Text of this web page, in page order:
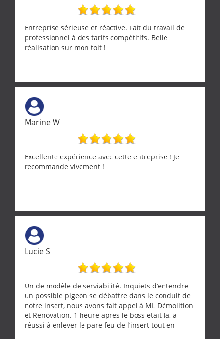
Entreprise sérieuse et réactive. Fait du travail de
professionnel à des tarifs compétitifs. Belle
réalisation sur mon toit !
Marine W
Excellente expérience avec cette entreprise ! Je
recommande vivement !
Lucie S
Un de modèle de serviabilité. Inquiets d’entendre
un possible pigeon se débattre dans le conduit de
notre insert, nous avons fait appel à ML Démolition
et Rénovation. 1 heure après le boss était là, à
réussi à enlever le pare feu de l’insert tout en